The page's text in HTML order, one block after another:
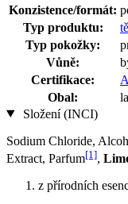
Konzistence/formát:
Typ produktu:
Typ pokožky:
Vůně:
Certifikace:
Obal:
Složení (INCI)
Sodium Chloride,
Extract, Parfum[1],
z přírodních